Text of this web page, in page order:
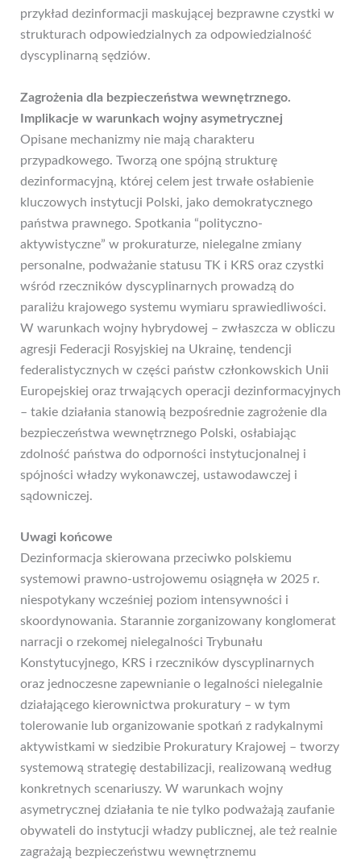
przykład dezinformacji maskującej bezprawne czystki w
strukturach odpowiedzialnych za odpowiedzialność
dyscyplinarną sędziów.
Zagrożenia dla bezpieczeństwa wewnętrznego.
Implikacje w warunkach wojny asymetrycznej
Opisane mechanizmy nie mają charakteru
przypadkowego. Tworzą one spójną strukturę
dezinformacyjną, której celem jest trwałe osłabienie
kluczowych instytucji Polski, jako demokratycznego
państwa prawnego. Spotkania “polityczno-
aktywistyczne” w prokuraturze, nielegalne zmiany
personalne, podważanie statusu TK i KRS oraz czystki
wśród rzeczników dyscyplinarnych prowadzą do
paraliżu krajowego systemu wymiaru sprawiedliwości.
W warunkach wojny hybrydowej – zwłaszcza w obliczu
agresji Federacji Rosyjskiej na Ukrainę, tendencji
federalistycznych w części państw członkowskich Unii
Europejskiej oraz trwających operacji dezinformacyjnych
– takie działania stanowią bezpośrednie zagrożenie dla
bezpieczeństwa wewnętrznego Polski, osłabiając
zdolność państwa do odporności instytucjonalnej i
spójności władzy wykonawczej, ustawodawczej i
sądowniczej.
Uwagi końcowe
Dezinformacja skierowana przeciwko polskiemu
systemowi prawno-ustrojowemu osiągnęła w 2025 r.
niespotykany wcześniej poziom intensywności i
skoordynowania. Starannie zorganizowany konglomerat
narracji o rzekomej nielegalności Trybunału
Konstytucyjnego, KRS i rzeczników dyscyplinarnych
oraz jednoczesne zapewnianie o legalności nielegalnie
działającego kierownictwa prokuratury – w tym
tolerowanie lub organizowanie spotkań z radykalnymi
aktywistkami w siedzibie Prokuratury Krajowej – tworzy
systemową strategię destabilizacji, realizowaną według
konkretnych scenariuszy. W warunkach wojny
asymetrycznej działania te nie tylko podważają zaufanie
obywateli do instytucji władzy publicznej, ale też realnie
zagrażają bezpieczeństwu wewnętrznemu